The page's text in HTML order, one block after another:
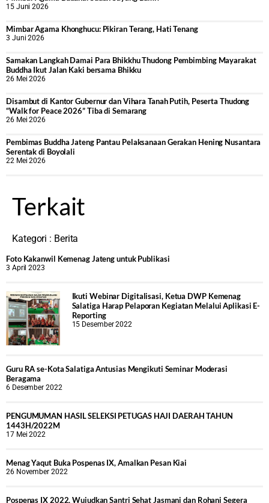
15 Juni 2026
Mimbar Agama Khonghucu: Pikiran Terang, Hati Tenang
3 Juni 2026
Samakan Langkah Damai Para Bhikkhu Thudong Pembimbing Mayarakat
Buddha Ikut Jalan Kaki bersama Bhikku
26 Mei 2026
Disambut di Kantor Gubernur dan Vihara Tanah Putih, Peserta Thudong
“Walk for Peace 2026” Tiba di Semarang
26 Mei 2026
‎Pembimas Buddha Jateng Pantau Pelaksanaan Gerakan Hening Nusantara
Serentak di Boyolali
22 Mei 2026
Terkait
Kategori : Berita
Foto Kakanwil Kemenag Jateng untuk Publikasi
3 April 2023
Ikuti Webinar Digitalisasi, Ketua DWP Kemenag
Salatiga Harap Pelaporan Kegiatan Melalui Aplikasi E-
Reporting
15 Desember 2022
Guru RA se-Kota Salatiga Antusias Mengikuti Seminar Moderasi
Beragama
6 Desember 2022
PENGUMUMAN HASIL SELEKSI PETUGAS HAJI DAERAH TAHUN
1443H/2022M
17 Mei 2022
Menag Yaqut Buka Pospenas IX, Amalkan Pesan Kiai
26 November 2022
Pospenas IX 2022, Wujudkan Santri Sehat Jasmani dan Rohani Segera